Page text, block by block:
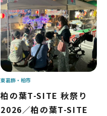
柏の葉T-SITE 秋祭り
2026／柏の葉T-SITE
東葛飾 柏市